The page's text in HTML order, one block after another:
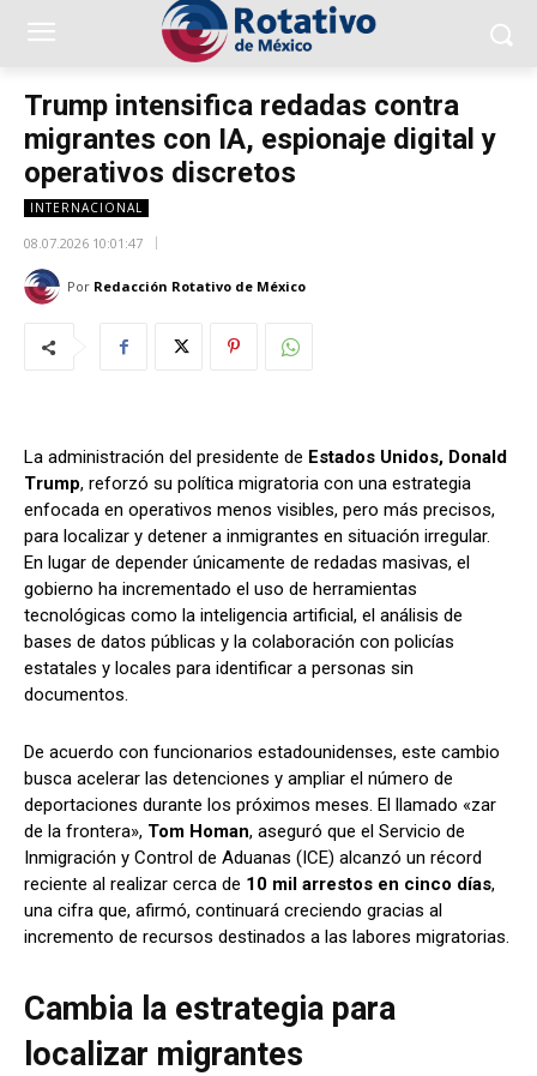
Trump intensifica redadas contra
migrantes con IA, espionaje digital y
operativos discretos
INTERNACIONAL
08.07.2026 10:01:47
Por Redacción Rotativo de México
La administración del presidente de Estados Unidos, Donald
Trump, reforzó su política migratoria con una estrategia
enfocada en operativos menos visibles, pero más precisos,
para localizar y detener a inmigrantes en situación irregular.
En lugar de depender únicamente de redadas masivas, el
gobierno ha incrementado el uso de herramientas
tecnológicas como la inteligencia artificial, el análisis de
bases de datos públicas y la colaboración con policías
estatales y locales para identificar a personas sin
documentos.
De acuerdo con funcionarios estadounidenses, este cambio
busca acelerar las detenciones y ampliar el número de
deportaciones durante los próximos meses. El llamado «zar
de la frontera», Tom Homan, aseguró que el Servicio de
Inmigración y Control de Aduanas (ICE) alcanzó un récord
reciente al realizar cerca de 10 mil arrestos en cinco días,
una cifra que, afirmó, continuará creciendo gracias al
incremento de recursos destinados a las labores migratorias.
Cambia la estrategia para
localizar migrantes